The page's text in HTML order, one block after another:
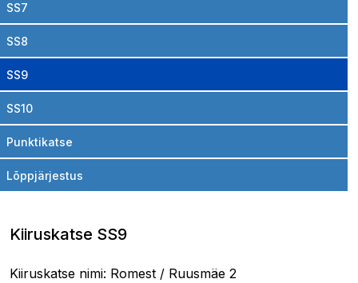
SS7
SS8
SS9
SS10
Punktikatse
Lõppjärjestus
Kiiruskatse SS9
Kiiruskatse nimi: Romest / Ruusmäe 2